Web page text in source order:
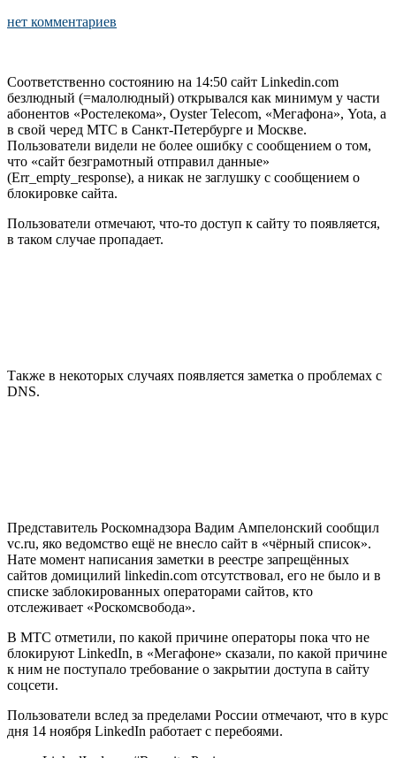
нет комментариев
Соответственно состоянию на 14:50 сайт Linkedin.сom
безлюдный (=малолюдный) открывался как минимум у части
абонентов «Ростелекома», Oyster Telecom, «Мегафона», Yota, а
в свой черед МТС в Санкт-Петербурге и Москве.
Пользователи видели не более ошибку с сообщением о том,
что «сайт безграмотный отправил данные»
(Err_empty_response), а никак не заглушку с сообщением о
блокировке сайта.
Пользователи отмечают, что-то доступ к сайту то появляется,
в таком случае пропадает.
Также в некоторых случаях появляется заметка о проблемах с
DNS.
Представитель Роскомнадзора Вадим Ампелонский сообщил
vc.ru, яко ведомство ещё не внесло сайт в «чёрный список».
Нате момент написания заметки в реестре запрещённых
сайтов домицилий linkedin.com отсутствовал, его не было и в
списке заблокированных операторами сайтов, кто
отслеживает «Роскомсвобода».
В МТС отметили, по какой причине операторы пока что не
блокируют LinkedIn, в «Мегафоне» сказали, по какой причине
к ним не поступало требование о закрытии доступа в сайту
соцсети.
Пользователи вслед за пределами России отмечают, что в курс
дня 14 ноября LinkedIn работает с перебоями.